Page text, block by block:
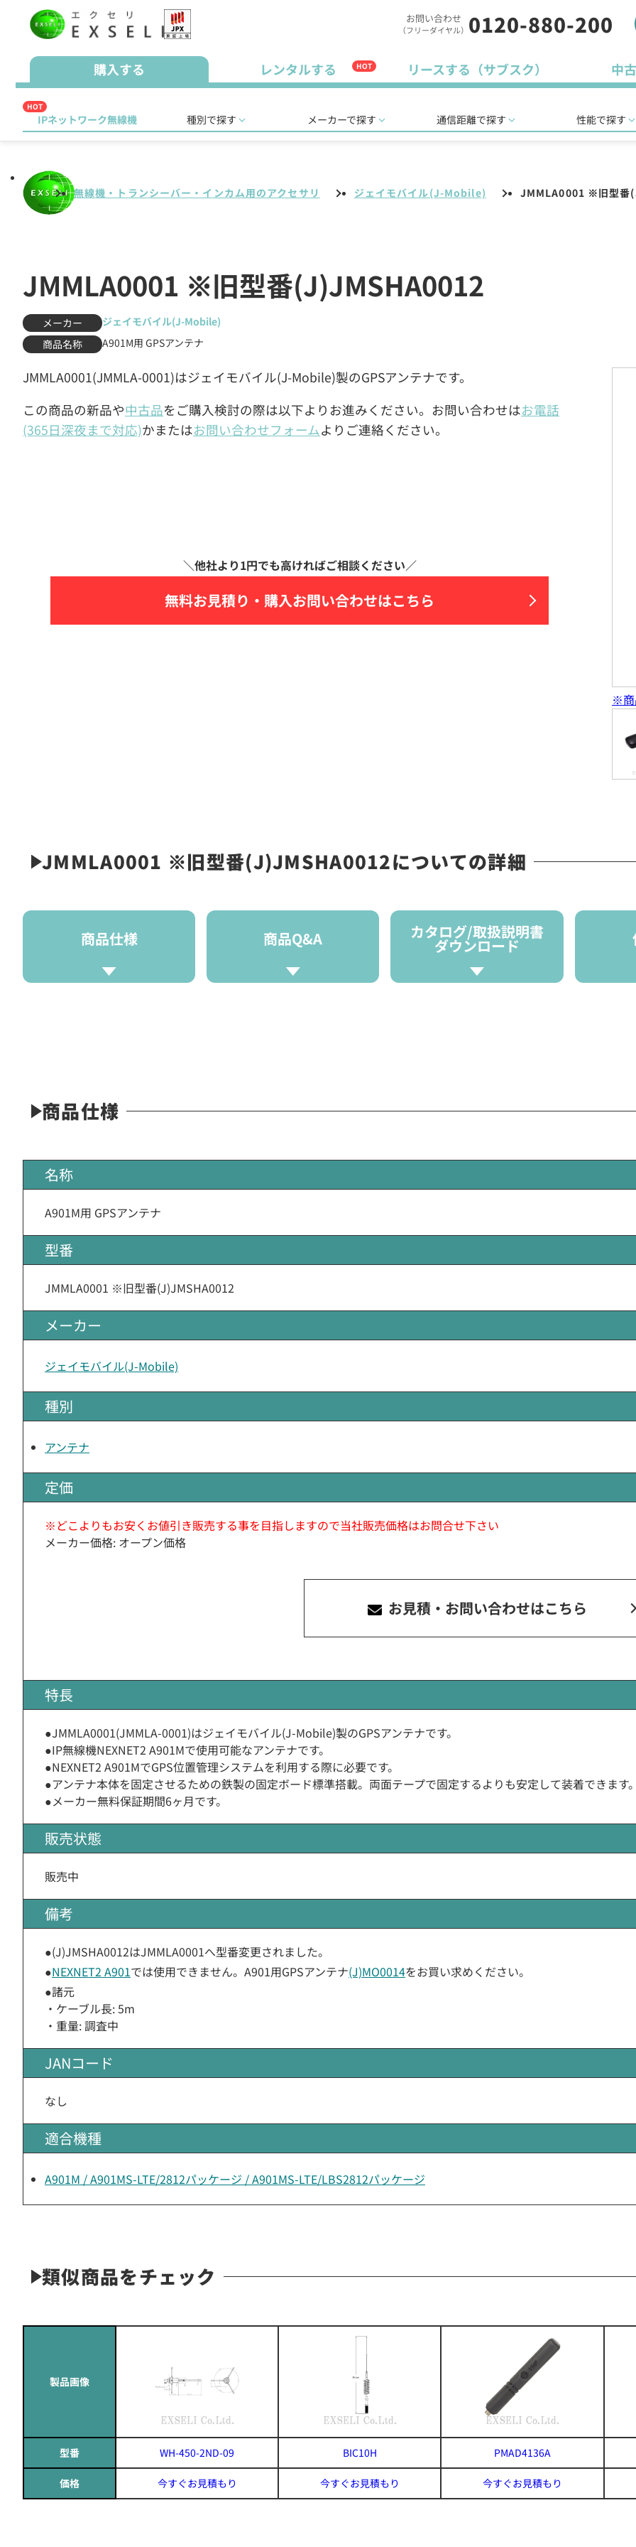
お問い合わせ
（フリーダイヤル） 0120-880-200
購入する レンタルする HOT リースする（サブスク） 中
HOT
IPネットワーク無線機 種別で探す メーカーで探す 通信距離で探す 性能で探す
無線機・トランシーバー・インカム用のアクセサリ ジェイモバイル(J-Mobile) JMMLA0001 ※旧型番
JMMLA0001 ※旧型番(J)JMSHA0012
メーカー
ジェイモバイル(J-Mobile)
商品名称
A901M用 GPSアンテナ
JMMLA0001(JMMLA-0001)はジェイモバイル(J-Mobile)製のGPSアンテナです。
この商品の新品や中古品をご購入検討の際は以下よりお進みください。お問い合わせはお電話
(365日深夜まで対応)かまたはお問い合わせフォームよりご連絡ください。
無料お見積り・ 購入お問い合わせはこちら
※商
JMMLA0001 ※旧型番(J)JMSHA0012についての詳細
商品仕様 商品Q&A カタログ/取扱説明書
ダウンロード
商品仕様
名称
A901M用 GPSアンテナ
型番
JMMLA0001 ※旧型番(J)JMSHA0012
メーカー
ジェイモバイル(J-Mobile)
種別
アンテナ
定価
※どこよりもお安くお値引き販売する事を目指しますので当社販売価格はお問合せ下さい
メーカー価格: オープン価格
お見積・お問い合わせはこちら
特長
●JMMLA0001(JMMLA-0001)はジェイモバイル(J-Mobile)製のGPSアンテナです。
●IP無線機NEXNET2 A901Mで使用可能なアンテナです。
●NEXNET2 A901MでGPS位置管理システムを利用する際に必要です。
●アンテナ本体を固定させるための鉄製の固定ボード標準搭載。両面テープで固定するよりも安定して装着できます
●メーカー無料保証期間6ヶ月です。
販売状態
販売中
備考
●(J)JMSHA0012はJMMLA0001へ型番変更されました。
●NEXNET2 A901では使用できません。A901用GPSアンテナ(J)MO0014をお買い求めください。
●諸元
・ケーブル長: 5m
・重量: 調査中
JANコード
なし
適合機種
A901M / A901MS-LTE/2812パッケージ / A901MS-LTE/LBS2812パッケージ
類似商品をチェック
製品画像
型番 WH-450-2ND-09 BIC10H PMAD4136A
価格 今すぐお見積もり 今すぐお見積もり 今すぐお見積もり